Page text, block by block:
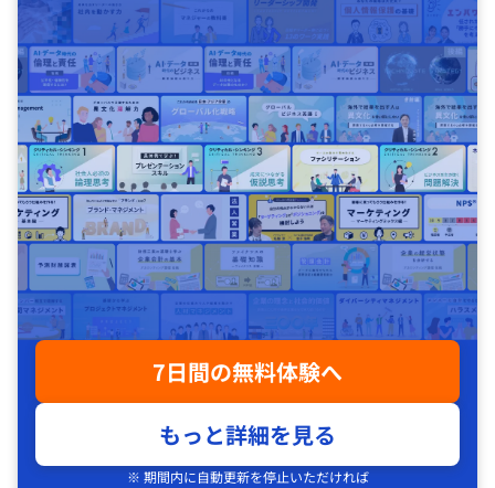
7日間の無料体験へ
もっと詳細を見る
※ 期間内に自動更新を停止いただければ